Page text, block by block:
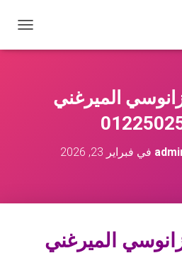
ب
الميرغني
في فبراير 23, 2026
الميرغني